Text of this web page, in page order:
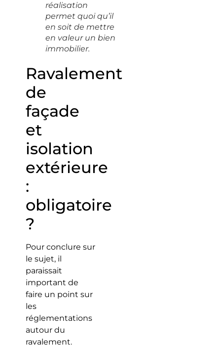
réalisation
permet quoi qu’il
en soit de mettre
en valeur un bien
immobilier.
Ravalement
de
façade
et
isolation
extérieure
:
obligatoire
?
Pour conclure sur
le sujet, il
paraissait
important de
faire un point sur
les
réglementations
autour du
ravalement.